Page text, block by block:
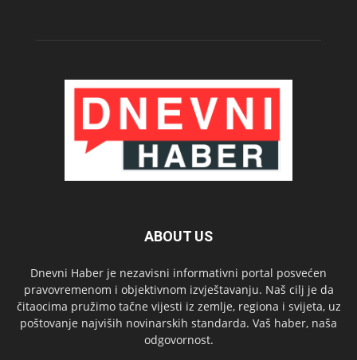
ABOUT US
Dnevni Haber je nezavisni informativni portal posvećen
pravovremenom i objektivnom izvještavanju. Naš cilj je da
čitaocima pružimo tačne vijesti iz zemlje, regiona i svijeta, uz
poštovanje najviših novinarskih standarda. Vaš haber, naša
odgovornost.